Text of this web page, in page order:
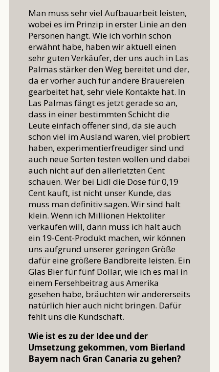
Man muss sehr viel Aufbauarbeit leisten,
wobei es im Prinzip in erster Linie an den
Personen hängt. Wie ich vorhin schon
erwähnt habe, haben wir aktuell einen
sehr guten Verkäufer, der uns auch in Las
Palmas stärker den Weg bereitet und der,
da er vorher auch für andere Brauereien
gearbeitet hat, sehr viele Kontakte hat. In
Las Palmas fängt es jetzt gerade so an,
dass in einer bestimmten Schicht die
Leute einfach offener sind, da sie auch
schon viel im Ausland waren, viel probiert
haben, experimentierfreudiger sind und
auch neue Sorten testen wollen und dabei
auch nicht auf den allerletzten Cent
schauen. Wer bei Lidl die Dose für 0,19
Cent kauft, ist nicht unser Kunde, das
muss man definitiv sagen. Wir sind halt
klein. Wenn ich Millionen Hektoliter
verkaufen will, dann muss ich halt auch
ein 19-Cent-Produkt machen, wir können
uns aufgrund unserer geringen Größe
dafür eine größere Bandbreite leisten. Ein
Glas Bier für fünf Dollar, wie ich es mal in
einem Fersehbeitrag aus Amerika
gesehen habe, bräuchten wir andererseits
natürlich hier auch nicht bringen. Dafür
fehlt uns die Kundschaft.
Wie ist es zu der Idee und der
Umsetzung gekommen, vom Bierland
Bayern nach Gran Canaria zu gehen?